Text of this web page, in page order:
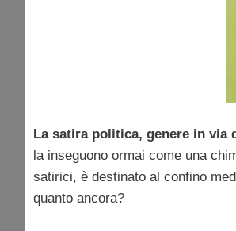
La satira politica, genere in via
la inseguono ormai come una
satirici, è destinato al confino
quanto ancora?